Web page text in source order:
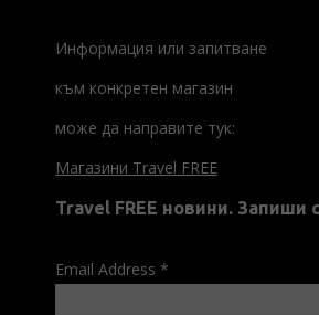
Информация или запитване
към конкретен магазин
може да направите тук:
Магазини Travel FREE
Travel FREE новини. Запиши
Email Address *